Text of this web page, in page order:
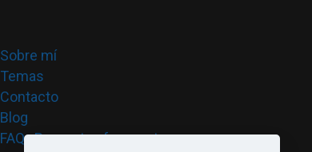
Sobre mí
Temas
Contacto
Blog
FAQ · Preguntas frecuentes